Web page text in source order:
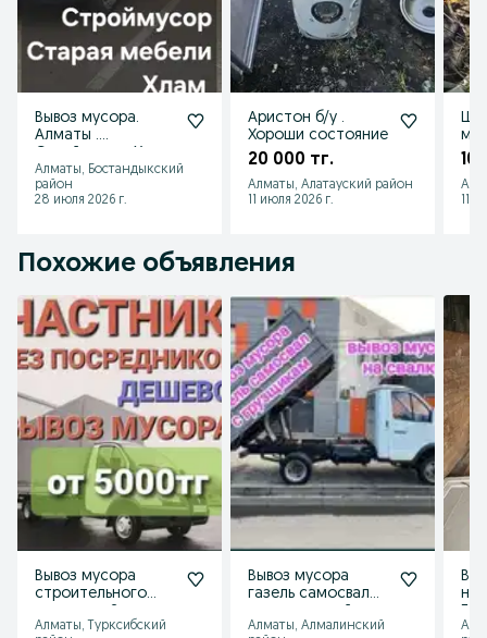
Вывоз мусора.
Алматы .
Алматы, Бостандыкский
район
28 июля 2026 г.
Аристон б/у .
Хороши состояние
20 000 тг.
Алматы, Алатауский район
11 июля 2026 г.
шт
10
11
Похожие объявления
Вывоз мусора
строительного
Алматы, Турксибский
Вывоз мусора
газель самосвал
бытовой ненужные
Алматы, Алмалинский